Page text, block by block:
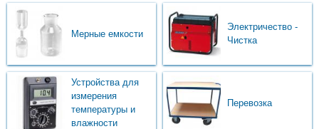
Мерные емкости
Электричество -
Чистка
Устройства для
измерения
температуры и
влажности
Перевозка